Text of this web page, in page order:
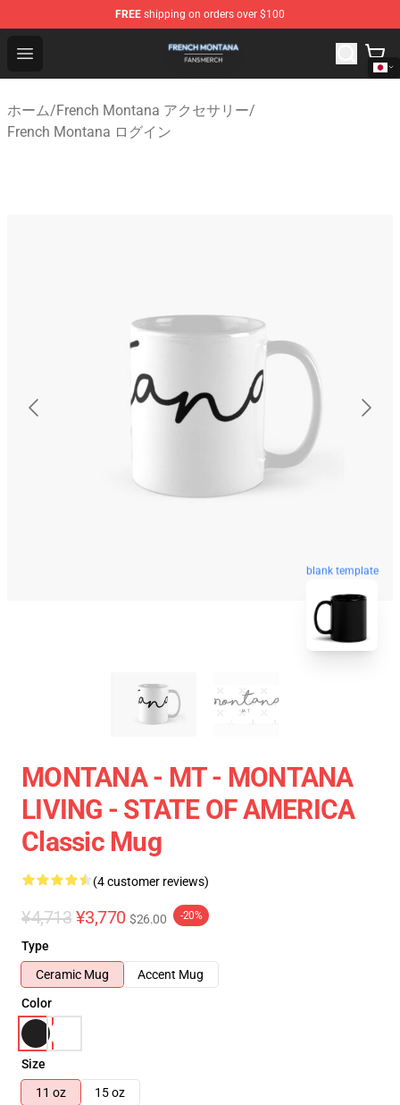
FREE shipping on orders over $100
Open menu
French Montana Shop - Official French Montana
ホーム/French Montana アクセサリー/
French Montana ログイン
blank template
MONTANA - MT - MONTANA
LIVING - STATE OF AMERICA
Classic Mug
(4 customer reviews)
¥4,713 ¥3,770 $26.00 -20%
Type
Ceramic Mug
Accent Mug
Color
Size
11 oz
15 oz